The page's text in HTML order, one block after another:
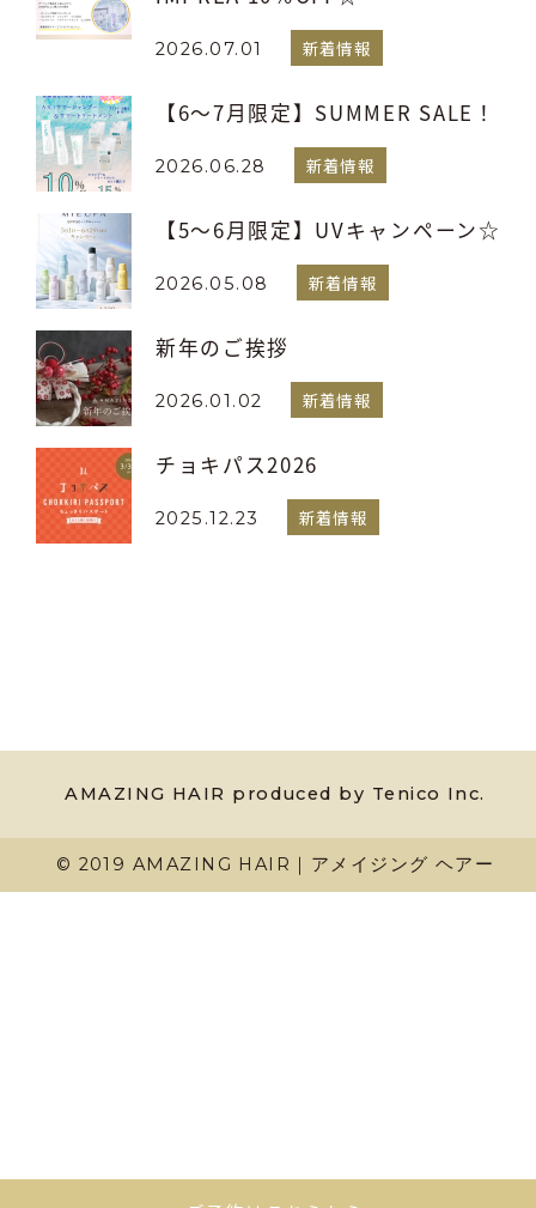
2026.07.01 新着情報
【6～7月限定】SUMMER SALE！
2026.06.28 新着情報
【5～6月限定】UVキャンペーン☆
2026.05.08 新着情報
新年のご挨拶
2026.01.02 新着情報
チョキパス2026
2025.12.23 新着情報
AMAZING HAIR produced by Tenico Inc.
© 2019 AMAZING HAIR｜アメイジング ヘアー